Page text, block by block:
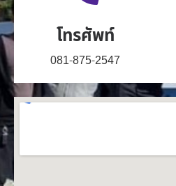
โทรศัพท์
081-875-2547